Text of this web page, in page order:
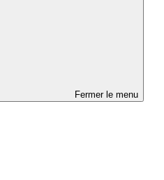
Fermer le menu